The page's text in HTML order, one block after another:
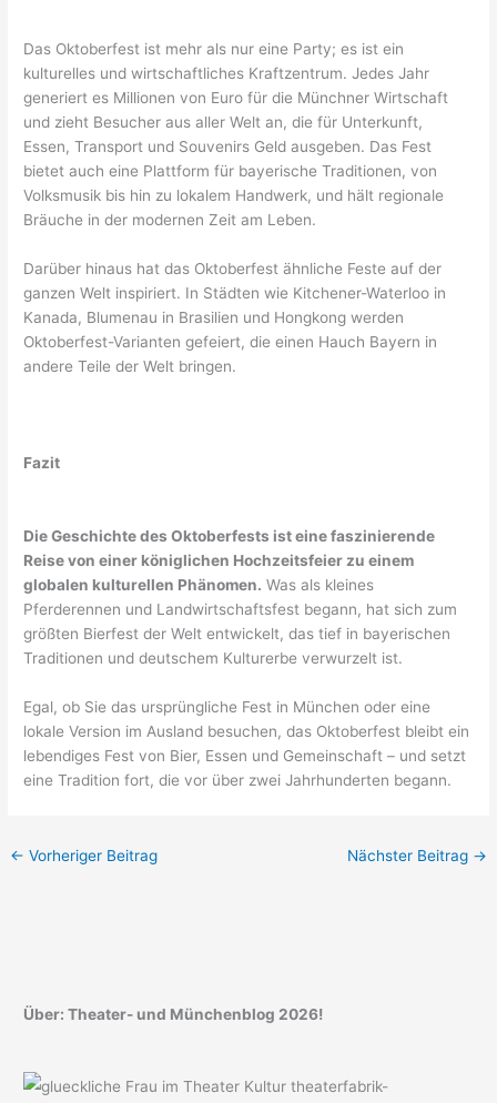
Das Oktoberfest ist mehr als nur eine Party; es ist ein
kulturelles und wirtschaftliches Kraftzentrum. Jedes Jahr
generiert es Millionen von Euro für die Münchner Wirtschaft
und zieht Besucher aus aller Welt an, die für Unterkunft,
Essen, Transport und Souvenirs Geld ausgeben. Das Fest
bietet auch eine Plattform für bayerische Traditionen, von
Volksmusik bis hin zu lokalem Handwerk, und hält regionale
Bräuche in der modernen Zeit am Leben.
Darüber hinaus hat das Oktoberfest ähnliche Feste auf der
ganzen Welt inspiriert. In Städten wie Kitchener-Waterloo in
Kanada, Blumenau in Brasilien und Hongkong werden
Oktoberfest-Varianten gefeiert, die einen Hauch Bayern in
andere Teile der Welt bringen.
Fazit
Die Geschichte des Oktoberfests ist eine faszinierende
Reise von einer königlichen Hochzeitsfeier zu einem
globalen kulturellen Phänomen. Was als kleines
Pferderennen und Landwirtschaftsfest begann, hat sich zum
größten Bierfest der Welt entwickelt, das tief in bayerischen
Traditionen und deutschem Kulturerbe verwurzelt ist.
Egal, ob Sie das ursprüngliche Fest in München oder eine
lokale Version im Ausland besuchen, das Oktoberfest bleibt ein
lebendiges Fest von Bier, Essen und Gemeinschaft – und setzt
eine Tradition fort, die vor über zwei Jahrhunderten begann.
← Vorheriger Beitrag Nächster Beitrag →
Über: Theater- und Münchenblog 2026!